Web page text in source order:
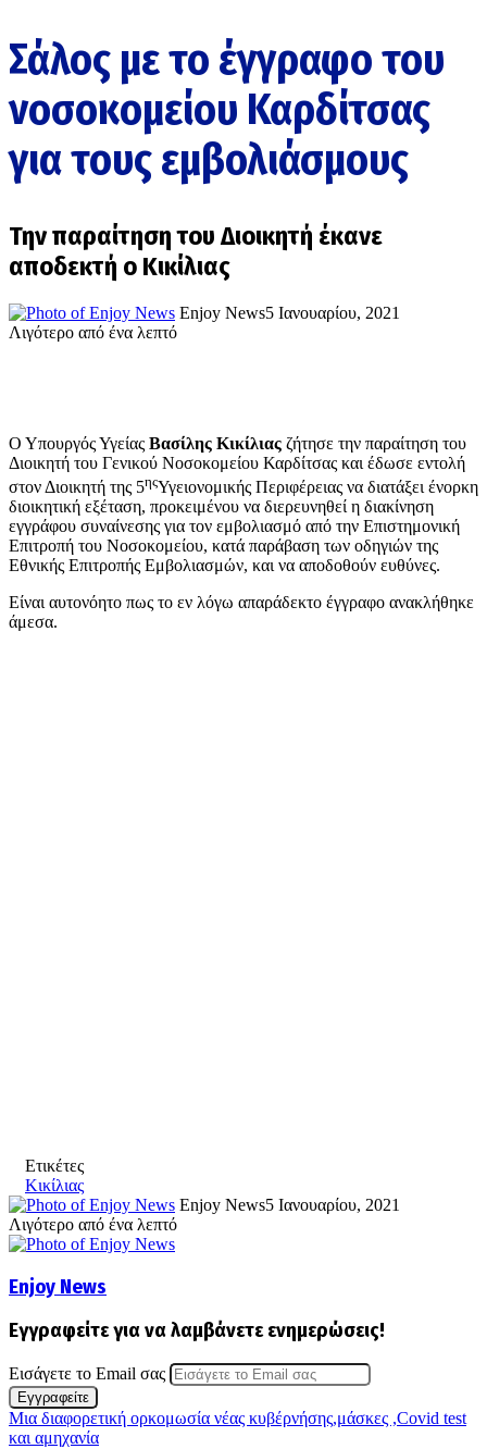
Σάλος με το έγγραφο του
νοσοκομείου Καρδίτσας
για τους εμβολιάσμους
Την παραίτηση του Διοικητή έκανε
αποδεκτή ο Κικίλιας
Enjoy News5 Ιανουαρίου, 2021
Λιγότερο από ένα λεπτό
Ο Υπουργός Υγείας Βασίλης Κικίλιας ζήτησε την παραίτηση του
Διοικητή του Γενικού Νοσοκομείου Καρδίτσας και έδωσε εντολή
στον Διοικητή της 5ηςΥγειονομικής Περιφέρειας να διατάξει ένορκη
διοικητική εξέταση, προκειμένου να διερευνηθεί η διακίνηση
εγγράφου συναίνεσης για τον εμβολιασμό από την Επιστημονική
Επιτροπή του Νοσοκομείου, κατά παράβαση των οδηγιών της
Εθνικής Επιτροπής Εμβολιασμών, και να αποδοθούν ευθύνες.
Είναι αυτονόητο πως το εν λόγω απαράδεκτο έγγραφο ανακλήθηκε
άμεσα.
Ετικέτες
Κικίλιας
Enjoy News5 Ιανουαρίου, 2021
Λιγότερο από ένα λεπτό
Enjoy News
Εγγραφείτε για να λαμβάνετε ενημερώσεις!
Εισάγετε το Email σας
Mια διαφορετική ορκομωσία νέας κυβέρνήσης,μάσκες ,Covid test
και αμηχανία